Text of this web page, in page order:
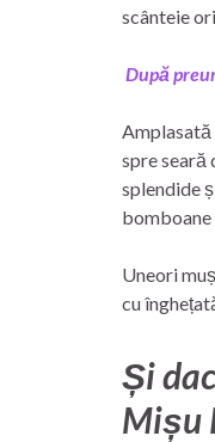
scânteie
După
Amplasată
spre seară
splendide
bomboane
Uneori
cu
Și
Mișu